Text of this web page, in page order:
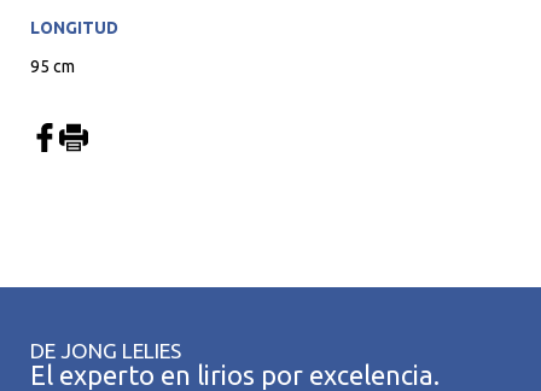
LONGITUD
95 cm
DE JONG LELIES
El experto en lirios por excelencia.